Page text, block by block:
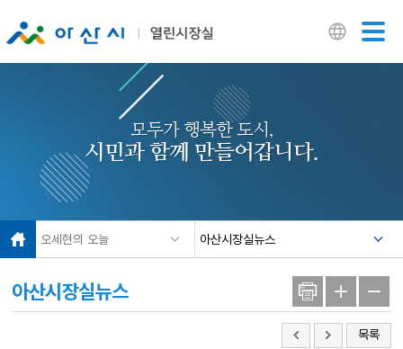
닫기
모두가 행복한 도시,
시민과 함께 만들어갑니다.
오세현의 오늘 아산시장실뉴스
아산시장실뉴스
목록